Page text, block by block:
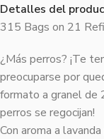
Detalles del
315 Bags on 21
¿Más perros? ¡Te
preocuparse por
formato a granel de
perros se regocijan!
Con aroma a